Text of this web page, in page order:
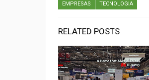
EMPRESAS TECNOLOGIA
RELATED POSTS